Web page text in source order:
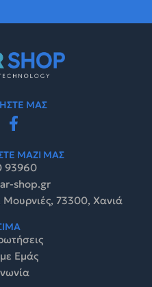
ΜΑΣ
ΜΑΖΙ ΜΑΣ
93960
shop.gr
73300, Χανιά
Εμάς